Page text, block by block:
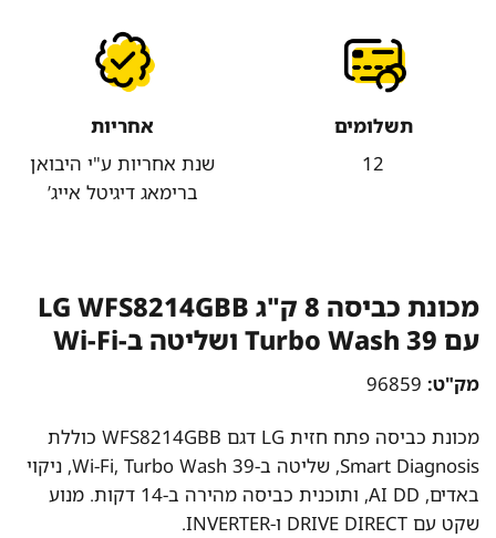
תשלומים
12
אחריות
שנת אחריות ע"י היבואן
ברימאג דיגיטל אייג’
מכונת כביסה ‏8 ק"ג LG WFS8214GBB
עם Turbo Wash 39 ושליטה ב-Wi-Fi
מק"ט:96859
מכונת כביסה פתח חזית LG דגם WFS8214GBB כוללת
Smart Diagnosis, שליטה ב-Wi-Fi, Turbo Wash 39, ניקוי
באדים, AI DD, ותוכנית כביסה מהירה ב-14 דקות. מנוע
שקט עם DRIVE DIRECT ו-INVERTER.